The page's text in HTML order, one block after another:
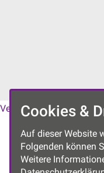
Vereinssatzung|
Cookies &
Auf dieser Website
Folgenden können
Weitere